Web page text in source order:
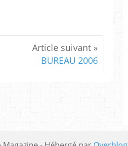
BUREAU 2006